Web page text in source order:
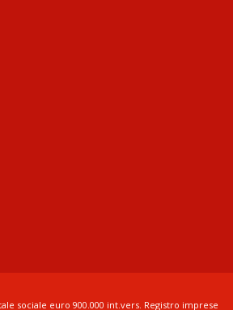
sociale euro 900.000 int.vers. Registro imprese